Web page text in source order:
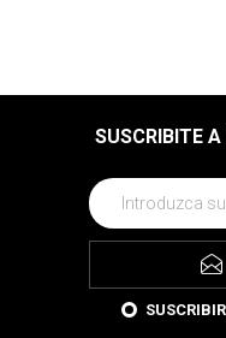
SUSCRIBITE